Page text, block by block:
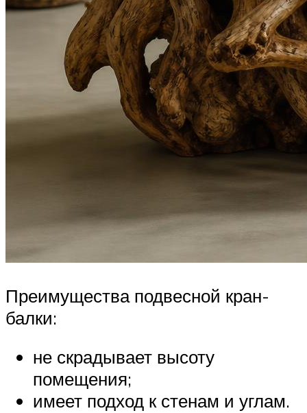
Преимущества подвесной кран-
балки:
не скрадывает высоту
помещения;
имеет подход к стенам и углам.